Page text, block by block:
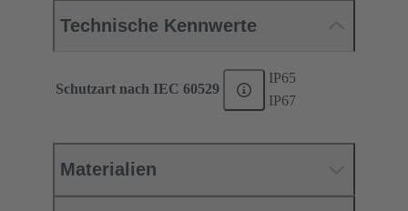
Technische Kennwerte
Schutzart nach IEC 60529
IP65
IP67
Materialien